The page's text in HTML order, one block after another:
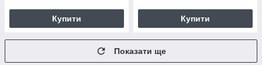
Купити Купити
Показати ще